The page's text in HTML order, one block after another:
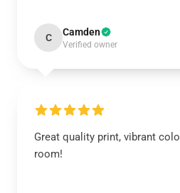
C Camden
Verified owner
Great quality print, vibrant
room!